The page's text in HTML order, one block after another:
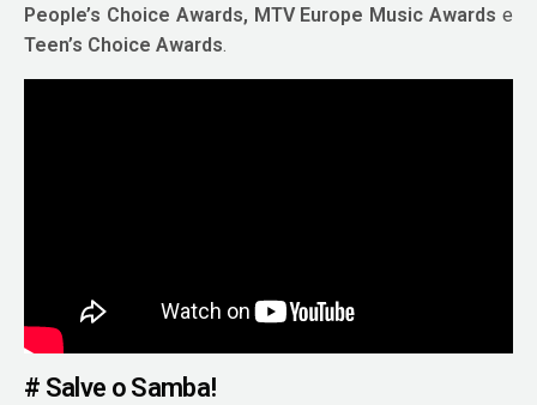
People’s Choice Awards, MTV Europe Music Awards e
Teen’s Choice Awards.
# Salve o Samba!